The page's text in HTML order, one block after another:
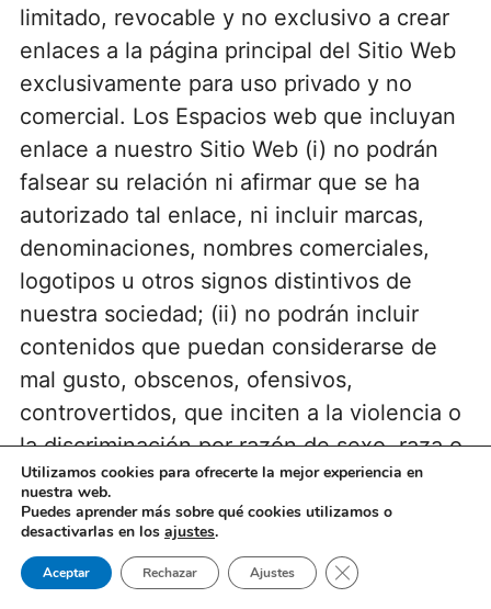
limitado, revocable y no exclusivo a crear
enlaces a la página principal del Sitio Web
exclusivamente para uso privado y no
comercial. Los Espacios web que incluyan
enlace a nuestro Sitio Web (i) no podrán
falsear su relación ni afirmar que se ha
autorizado tal enlace, ni incluir marcas,
denominaciones, nombres comerciales,
logotipos u otros signos distintivos de
nuestra sociedad; (ii) no podrán incluir
contenidos que puedan considerarse de
mal gusto, obscenos, ofensivos,
controvertidos, que inciten a la violencia o
la discriminación por razón de sexo, raza o
religión, contrarios al orden público o
ilícitos; (iii) no podrán enlazar a ninguna
página del Sitio Web distinta de la página
principal; (iv) deberá enlazar con la propia
Utilizamos cookies para ofrecerte la mejor experiencia en
nuestra web.
Puedes aprender más sobre qué cookies utilizamos o
desactivarlas en los ajustes.
Aceptar Rechazar Ajustes Cerrar el banner de